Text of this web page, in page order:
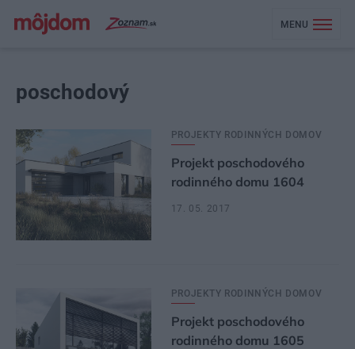
MENU
poschodový
PROJEKTY RODINNÝCH DOMOV
Projekt poschodového
rodinného domu 1604
17. 05. 2017
PROJEKTY RODINNÝCH DOMOV
Projekt poschodového
rodinného domu 1605